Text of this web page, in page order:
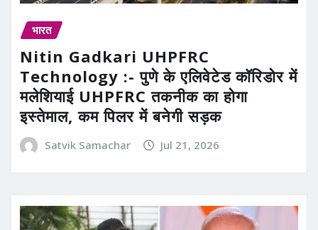
भारत
Nitin Gadkari UHPFRC
Technology :- पुणे के एलिवेटेड कॉरिडोर में
मलेशियाई UHPFRC तकनीक का होगा
इस्तेमाल, कम पिलर में बनेगी सड़क
Satvik Samachar Jul 21, 2026